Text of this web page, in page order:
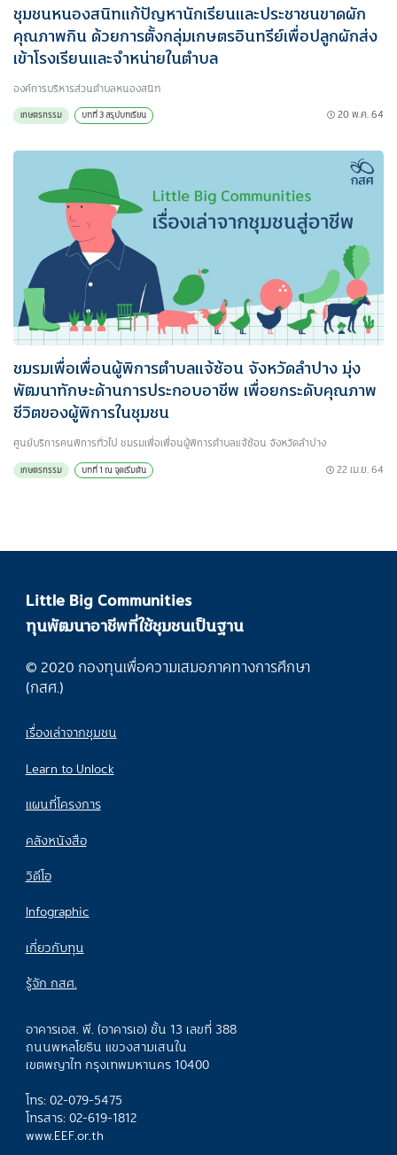
ชุมชนหนองสนิทแก้ปัญหานักเรียนและประชาชนขาดผัก
คุณภาพกิน ด้วยการตั้งกลุ่มเกษตรอินทรีย์เพื่อปลูกผักส่ง
เข้าโรงเรียนและจำหน่ายในตำบล
องค์การบริหารส่วนตำบลหนองสนิท
เกษตรกรรม บทที่ 3 สรุปบทเรียน 20 พ.ค. 64
ชมรมเพื่อเพื่อนผู้พิการตำบลแจ้ซ้อน จังหวัดลำปาง มุ่ง
พัฒนาทักษะด้านการประกอบอาชีพ เพื่อยกระดับคุณภาพ
ชีวิตของผู้พิการในชุมชน
ศูนย์บริการคนพิการทั่วไป ชมรมเพื่อเพื่อนผู้พิการตำบลแจ้ซ้อน จังหวัดลำปาง
เกษตรกรรม บทที่ 1 ณ จุดเริ่มต้น 22 เม.ย. 64
Little Big Communities
ทุนพัฒนาอาชีพที่ใช้ชุมชนเป็นฐาน
© 2020 กองทุนเพื่อความเสมอภาคทางการศึกษา
(กสศ.)
เรื่องเล่าจากชุมชน
Learn to Unlock
แผนที่โครงการ
คลังหนังสือ
วิดีโอ
Infographic
เกี่ยวกับทุน
รู้จัก กสศ.
อาคารเอส. พี. (อาคารเอ) ชั้น 13 เลขที่ 388
ถนนพหลโยธิน แขวงสามเสนใน
เขตพญาไท กรุงเทพมหานคร 10400
โทร: 02-079-5475
โทรสาร: 02-619-1812
www.EEF.or.th